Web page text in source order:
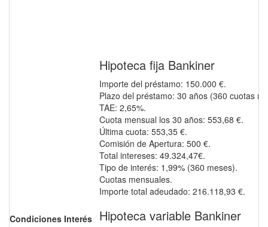
Condiciones Interés
Hipoteca fija Bankiner
Importe del préstamo: 150.000 €.
Plazo del préstamo: 30 años (360 cuotas
TAE: 2,65%.
Cuota mensual los 30 años: 553,68 €.
Última cuota: 553,35 €.
Comisión de Apertura: 500 €.
Total intereses: 49.324,47€.
Tipo de interés: 1,99% (360 meses).
Cuotas mensuales.
Importe total adeudado: 216.118,93 €.
Hipoteca variable Bankiner